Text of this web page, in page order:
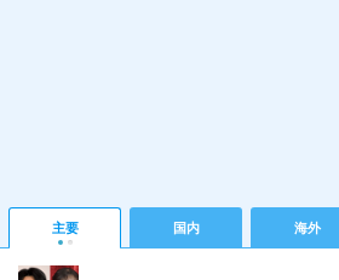
主要 国内 海外